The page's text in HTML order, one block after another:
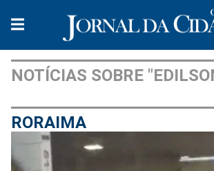
NOTÍCIAS SOBRE
RORAIMA